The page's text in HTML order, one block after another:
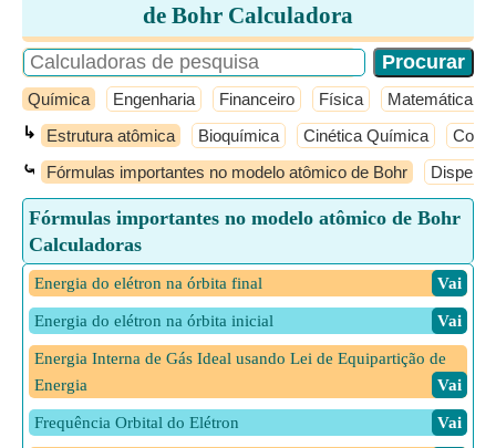
de Bohr Calculadora
Química Engenharia Financeiro Física Matemática
↳ Estrutura atômica Bioquímica Cinética Química
⤿ Fórmulas importantes no modelo atômico de Bohr
Fórmulas importantes no modelo atômico de Bohr
Calculadoras
Energia do elétron na órbita final ​ Vai
Energia do elétron na órbita inicial ​ Vai
Energia Interna de Gás Ideal usando Lei de Equipartição de
Energia
​ Vai
Frequência Orbital do Elétron ​ Vai